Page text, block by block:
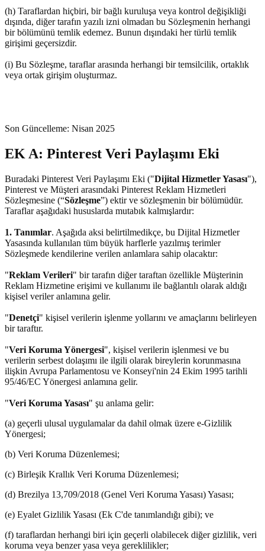
(h) Taraflardan hiçbiri, bir bağlı kuruluşa veya kontrol değişikliği
dışında, diğer tarafın yazılı izni olmadan bu Sözleşmenin herhangi
bir bölümünü temlik edemez. Bunun dışındaki her türlü temlik
girişimi geçersizdir.
(i) Bu Sözleşme, taraflar arasında herhangi bir temsilcilik, ortaklık
veya ortak girişim oluşturmaz.
Son Güncelleme: Nisan 2025
EK A: Pinterest Veri Paylaşımı Eki
Buradaki Pinterest Veri Paylaşımı Eki ("Dijital Hizmetler Yasası"),
Pinterest ve Müşteri arasındaki Pinterest Reklam Hizmetleri
Sözleşmesine (“Sözleşme”) ektir ve sözleşmenin bir bölümüdür.
Taraflar aşağıdaki hususlarda mutabık kalmışlardır:
1. Tanımlar. Aşağıda aksi belirtilmedikçe, bu Dijital Hizmetler
Yasasında kullanılan tüm büyük harflerle yazılmış terimler
Sözleşmede kendilerine verilen anlamlara sahip olacaktır:
"Reklam Verileri" bir tarafın diğer taraftan özellikle Müşterinin
Reklam Hizmetine erişimi ve kullanımı ile bağlantılı olarak aldığı
kişisel veriler anlamına gelir.
"Denetçi" kişisel verilerin işlenme yollarını ve amaçlarını belirleyen
bir taraftır.
"Veri Koruma Yönergesi", kişisel verilerin işlenmesi ve bu
verilerin serbest dolaşımı ile ilgili olarak bireylerin korunmasına
ilişkin Avrupa Parlamentosu ve Konseyi'nin 24 Ekim 1995 tarihli
95/46/EC Yönergesi anlamına gelir.
"Veri Koruma Yasası" şu anlama gelir:
(a) geçerli ulusal uygulamalar da dahil olmak üzere e-Gizlilik
Yönergesi;
(b) Veri Koruma Düzenlemesi;
(c) Birleşik Krallık Veri Koruma Düzenlemesi;
(d) Brezilya 13,709/2018 (Genel Veri Koruma Yasası) Yasası;
(e) Eyalet Gizlilik Yasası (Ek C'de tanımlandığı gibi); ve
(f) taraflardan herhangi biri için geçerli olabilecek diğer gizlilik, veri
koruma veya benzer yasa veya gereklilikler;